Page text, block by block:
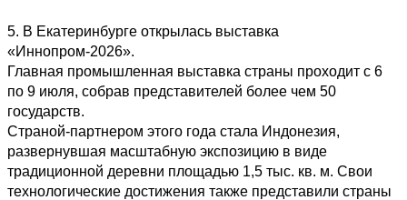
5. В Екатеринбурге открылась выставка
«Иннопром-2026».
Главная промышленная выставка страны проходит с 6
по 9 июля, собрав представителей более чем 50
государств.
Страной-партнером этого года стала Индонезия,
развернувшая масштабную экспозицию в виде
традиционной деревни площадью 1,5 тыс. кв. м. Свои
технологические достижения также представили страны